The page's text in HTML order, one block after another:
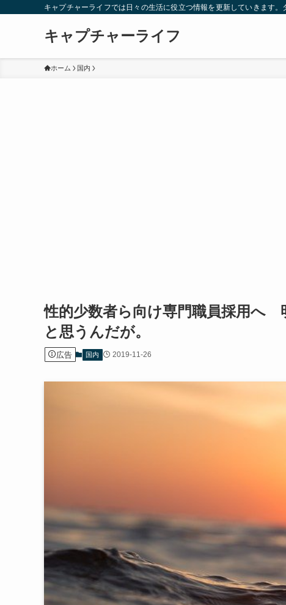
キャプチャーライフでは日々の生活に役立つ情報を更新していきます
キャプチャーライフ
ホーム 国内
性的少数者ら向け専門職員採用へ
と思うんだが。
広告 国内 2019-11-26